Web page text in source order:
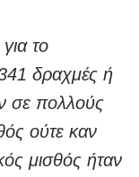
το
δραχμές ή
σε πολλούς
ούτε καν
μισθός ήταν